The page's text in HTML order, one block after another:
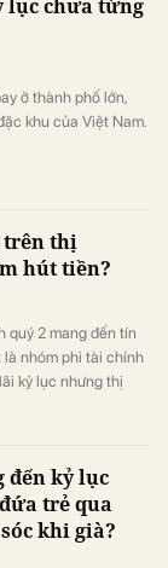
lục chưa từng
ở thành phố lớn,
khu của Việt Nam.
trên thị
hút tiền?
quý 2 mang đến tín
nhóm phi tài chính
kỷ lục nhưng thị
đến kỷ lục
trẻ qua
khi già?